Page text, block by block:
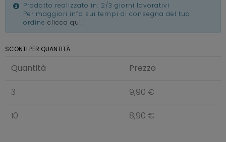
Prodotto realizzato in: 2/3 giorni lavorativi
Per maggiori info sui tempi di consegna del tuo
ordine clicca qui.
SCONTI PER QUANTITÀ
Quantità Prezzo
3 9,90 €
10 8,90 €